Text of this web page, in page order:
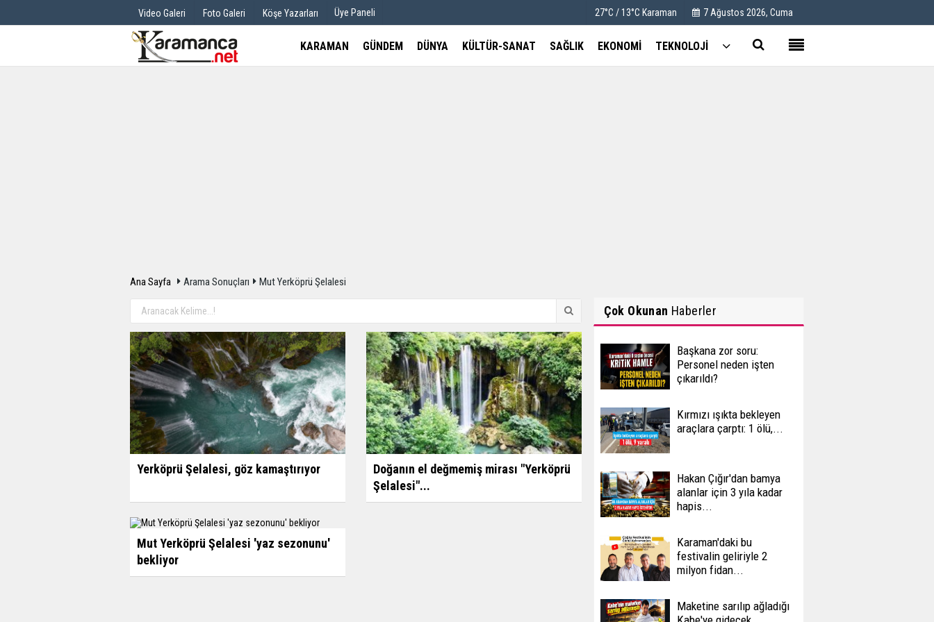
Video Galeri Foto Galeri Köşe Yazarları Üye Paneli 27°C / 13°C Karaman 7 Ağustos 2026, Cuma
KARAMAN GÜNDEM DÜNYA KÜLTÜR-SANAT SAĞLIK EKONOMİ TEKNOLOJİ
Ana Sayfa Arama Sonuçları Mut Yerköprü Şelalesi
Yerköprü Şelalesi, göz kamaştırıyor
Doğanın el değmemiş mirası "Yerköprü
Şelalesi"...
Mut Yerköprü Şelalesi 'yaz sezonunu'
bekliyor
Çok Okunan Haberler
Başkana zor soru:
Personel neden işten
çıkarıldı?
Kırmızı ışıkta bekleyen
araçlara çarptı: 1 ölü,...
Hakan Çığır'dan bamya
alanlar için 3 yıla kadar
hapis...
Karaman'daki bu
festivalin geliriyle 2
milyon fidan...
Maketine sarılıp ağladığı